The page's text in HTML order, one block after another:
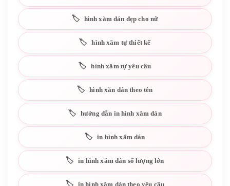
hình xăm dán đẹp cho nữ
hình xăm tự thiết kế
hình xăm tự yêu cầu
hình xăn dán theo tên
hướng dẫn in hình xăm dán
in hình xăm dán
in hình xăm dán số lượng lớn
in hình xăm dán theo yêu cầu